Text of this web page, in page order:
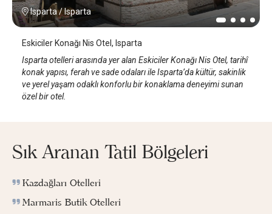
Isparta /Isparta
Eskiciler Konağı Nis Otel, Isparta
Isparta otelleri arasında yer alan Eskiciler Konağı Nis Otel, tarihî
konak yapısı, ferah ve sade odaları ile Isparta’da kültür, sakinlik
ve yerel yaşam odaklı konforlu bir konaklama deneyimi sunan
özel bir otel.
Sık Aranan Tatil Bölgeleri
Kazdağları Otelleri
Marmaris Butik Otelleri